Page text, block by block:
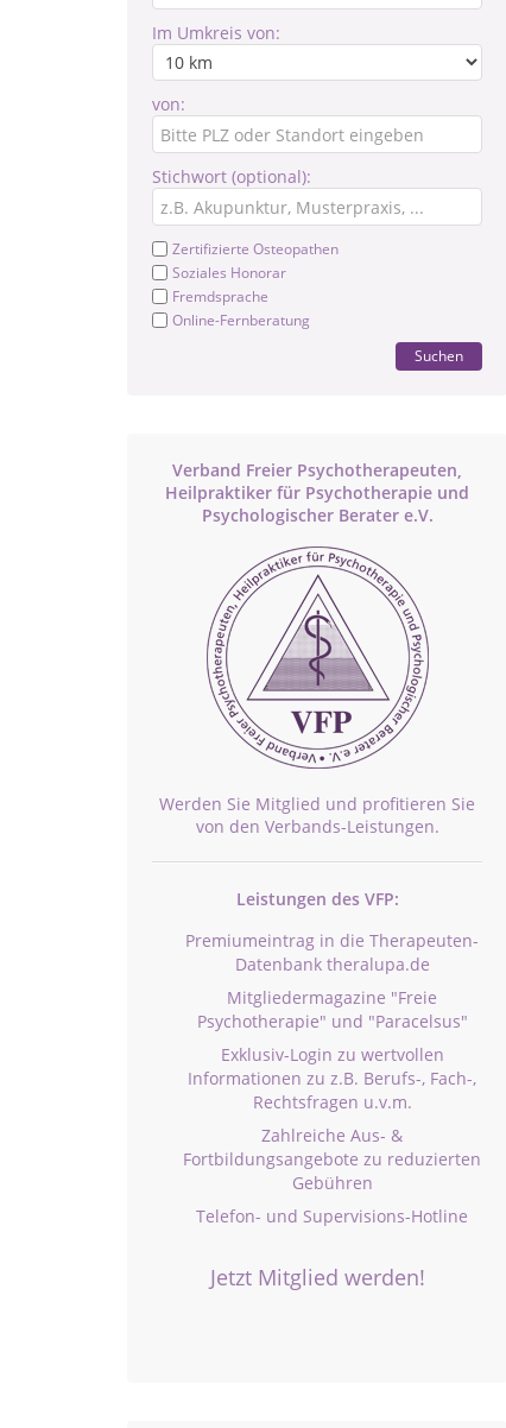
Im Umkreis von:
von:
Stichwort (optional):
Zertifizierte Osteopathen
Soziales Honorar
Fremdsprache
Online-Fernberatung
Suchen
Verband Freier Psychotherapeuten,
Heilpraktiker für Psychotherapie und
Psychologischer Berater e.V.
Werden Sie Mitglied und profitieren Sie
von den Verbands-Leistungen.
Leistungen des VFP:
Premiumeintrag in die Therapeuten-
Datenbank theralupa.de
Mitgliedermagazine "Freie
Psychotherapie" und "Paracelsus"
Exklusiv-Login zu wertvollen
Informationen zu z.B. Berufs-, Fach-,
Rechtsfragen u.v.m.
Zahlreiche Aus- &
Fortbildungsangebote zu reduzierten
Gebühren
Telefon- und Supervisions-Hotline
Jetzt Mitglied werden!